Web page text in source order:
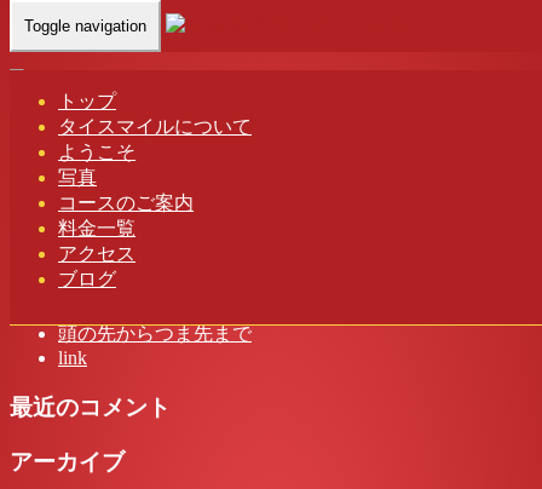
Toggle navigation
トップ
タイスマイルについて
ようこそ
写真
コースのご案内
料金一覧
アクセス
ブログ
Home- マユ(…
マユ(Mayu)茨城 坂東 タイスマイル タイ古式マッサージ
最近の投稿
頭の先からつま先まで
link
最近のコメント
アーカイブ